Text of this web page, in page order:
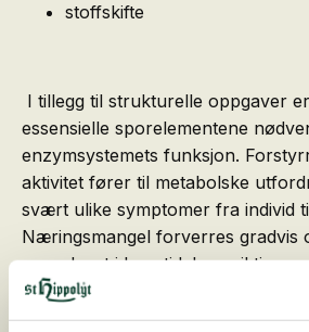
stoffskifte
I tillegg til strukturelle oppgaver
essensielle sporelementene
enzymsystemets funksjon.
aktivitet fører til metabolske
svært ulike symptomer fra individ
Næringsmangel forverres gradvis
uoppdaget i lang tid. Langsiktige
manifestere seg i alvorlige